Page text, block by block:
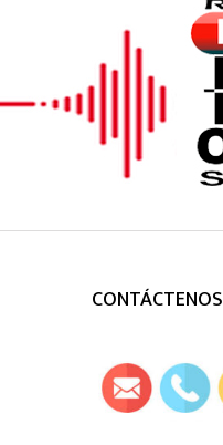
CONTÁCTENOS